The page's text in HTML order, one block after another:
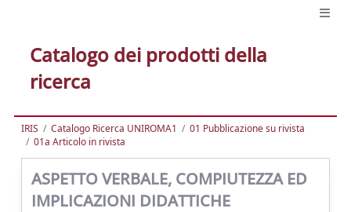
Catalogo dei prodotti della
ricerca
IRIS Catalogo Ricerca UNIROMA1
01 Pubblicazione su rivista
01a Articolo in rivista
ASPETTO VERBALE, COMPIUTEZZA ED
IMPLICAZIONI DIDATTICHE